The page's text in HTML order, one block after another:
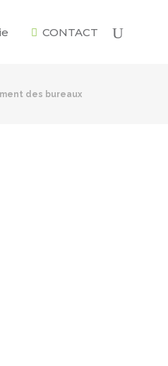
CONTACT
des bureaux